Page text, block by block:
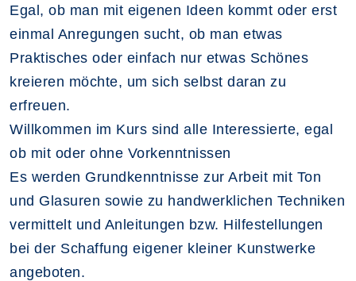
Egal, ob man mit eigenen Ideen kommt oder erst
einmal Anregungen sucht, ob man etwas
Praktisches oder einfach nur etwas Schönes
kreieren möchte, um sich selbst daran zu
erfreuen.
Willkommen im Kurs sind alle Interessierte, egal
ob mit oder ohne Vorkenntnissen
Es werden Grundkenntnisse zur Arbeit mit Ton
und Glasuren sowie zu handwerklichen Techniken
vermittelt und Anleitungen bzw. Hilfestellungen
bei der Schaffung eigener kleiner Kunstwerke
angeboten.